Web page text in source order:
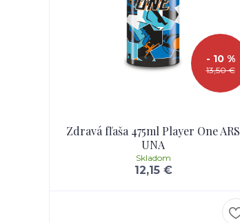
13,50 €
- 10 %
Zdravá fľaša 475ml Player One ARS
UNA
12,15 €
Skladom